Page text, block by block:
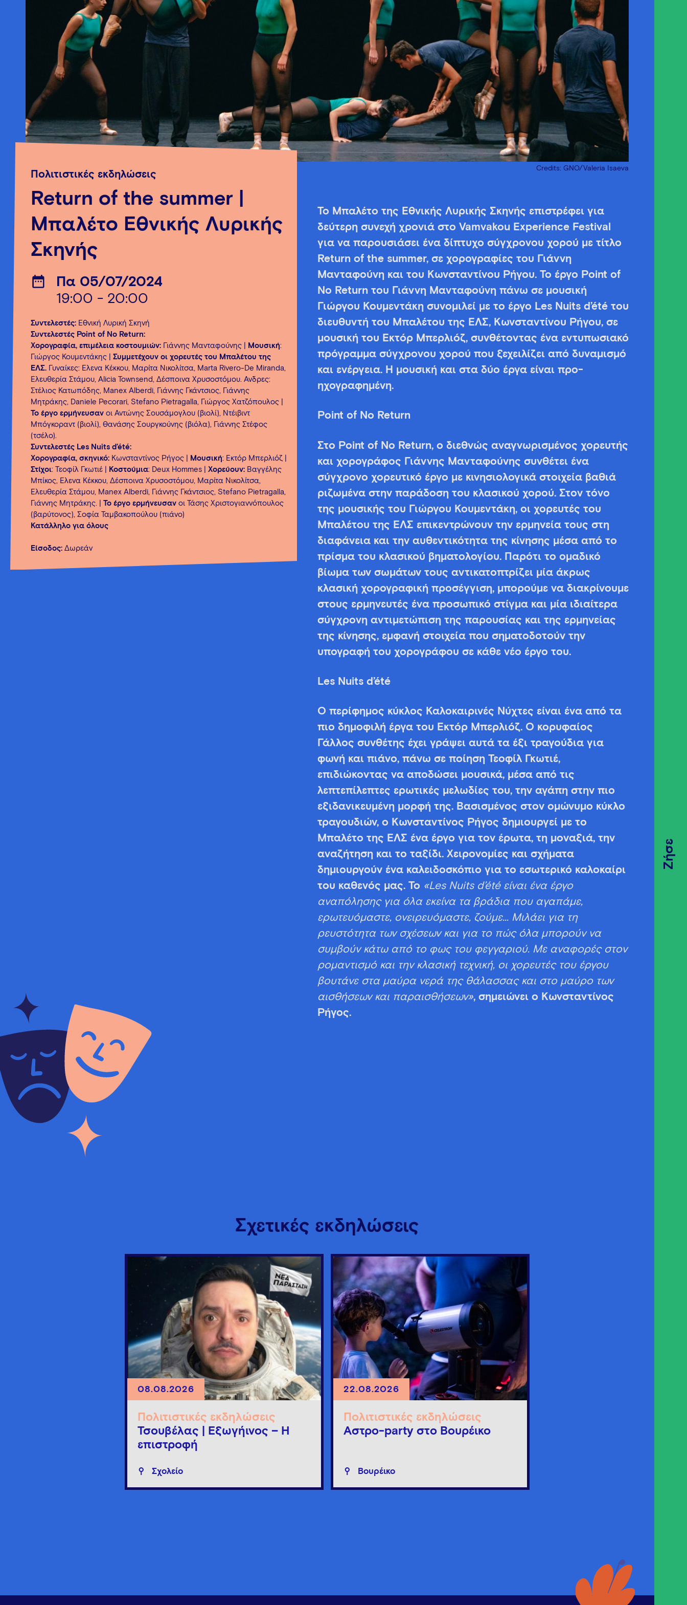
Ζήσε
Credits: GNO/Valeria Isaeva
Πολιτιστικές εκδηλώσεις
Return of the summer |
Μπαλέτο Εθνικής Λυρικής
Σκηνής
Πα 05/07/2024
19:00 - 20:00
Συντελεστές: Εθνική Λυρική Σκηνή
Συντελεστές Point of No Return:
Χορογραφία, επιμέλεια κοστουμιών: Γιάννης Μανταφούνης | Μουσική:
Γιώργος Κουμεντάκης | Συμμετέχουν οι χορευτές του Μπαλέτου της
ΕΛΣ. Γυναίκες: Έλενα Κέκκου, Μαρίτα Νικολίτσα, Marta Rivero-De Miranda,
Ελευθερία Στάμου, Alicia Townsend, Δέσποινα Χρυσοστόμου. Άνδρες:
Στέλιος Κατωπόδης, Manex Alberdi, Γιάννης Γκάντσιος, Γιάννης
Μητράκης, Daniele Pecorari, Stefano Pietragalla, Γιώργος Χατζόπουλος |
Το έργο ερμήνευσαν οι Αντώνης Σουσάμογλου (βιολί), Ντέιβιντ
Μπόγκοραντ (βιολί), Θανάσης Σουργκούνης (βιόλα), Γιάννης Στέφος
(τσέλο).
Συντελεστές Les Nuits d’été:
Χορογραφία, σκηνικό: Κωνσταντίνος Ρήγος | Μουσική: Εκτόρ Μπερλιόζ |
Στίχοι: Τεοφίλ Γκωτιέ | Κοστούμια: Deux Hommes | Χορεύουν: Βαγγέλης
Μπίκος, Έλενα Κέκκου, Δέσποινα Χρυσοστόμου, Μαρίτα Νικολίτσα,
Ελευθερία Στάμου, Manex Alberdi, Γιάννης Γκάντσιος, Stefano Pietragalla,
Γιάννης Μητράκης. | Το έργο ερμήνευσαν οι Τάσης Χριστογιαννόπουλος
(βαρύτονος), Σοφία Ταμβακοπούλου (πιάνο)
Κατάλληλο για όλους
Είσοδος: Δωρεάν
To Μπαλέτο της Εθνικής Λυρικής Σκηνής επιστρέφει για
δεύτερη συνεχή χρονιά στο Vamvakou Experience Festival
για να παρουσιάσει ένα δίπτυχο σύγχρονου χορού με τίτλο
Return of the summer, σε χορογραφίες του Γιάννη
Μανταφούνη και του Κωνσταντίνου Ρήγου. Το έργο Point of
No Return του Γιάννη Μανταφούνη πάνω σε μουσική
Γιώργου Κουμεντάκη συνομιλεί με το έργο Les Nuits d’été του
διευθυντή του Μπαλέτου της ΕΛΣ, Κωνσταντίνου Ρήγου, σε
μουσική του Εκτόρ Μπερλιόζ, συνθέτοντας ένα εντυπωσιακό
πρόγραμμα σύγχρονου χορού που ξεχειλίζει από δυναμισμό
και ενέργεια. Η μουσική και στα δύο έργα είναι προ-
ηχογραφημένη.
Point of No Return
Στο Point of No Return, o διεθνώς αναγνωρισμένος χορευτής
και χορογράφος Γιάννης Μανταφούνης συνθέτει ένα
σύγχρονο χορευτικό έργο με κινησιολογικά στοιχεία βαθιά
ριζωμένα στην παράδοση του κλασικού χορού. Στον τόνο
της μουσικής του Γιώργου Κουμεντάκη, οι χορευτές του
Μπαλέτου της ΕΛΣ επικεντρώνουν την ερμηνεία τους στη
διαφάνεια και την αυθεντικότητα της κίνησης μέσα από το
πρίσμα του κλασικού βηματολογίου. Παρότι το ομαδικό
βίωμα των σωμάτων τους αντικατοπτρίζει μία άκρως
κλασική χορογραφική προσέγγιση, μπορούμε να διακρίνουμε
στους ερμηνευτές ένα προσωπικό στίγμα και μία ιδιαίτερα
σύγχρονη αντιμετώπιση της παρουσίας και της ερμηνείας
της κίνησης, εμφανή στοιχεία που σηματοδοτούν την
υπογραφή του χορογράφου σε κάθε νέο έργο του.
Les Nuits d’été
O περίφημος κύκλος Καλοκαιρινές Nύχτες είναι ένα από τα
πιο δημοφιλή έργα του Εκτόρ Μπερλιόζ. Ο κορυφαίος
Γάλλος συνθέτης έχει γράψει αυτά τα έξι τραγούδια για
φωνή και πιάνο, πάνω σε ποίηση Τεοφίλ Γκωτιέ,
επιδιώκοντας να αποδώσει μουσικά, μέσα από τις
λεπτεπίλεπτες ερωτικές μελωδίες του, την αγάπη στην πιο
εξιδανικευμένη μορφή της. Βασισμένος στον ομώνυμο κύκλο
τραγουδιών, ο Κωνσταντίνος Ρήγος δημιουργεί με το
Μπαλέτο της ΕΛΣ ένα έργο για τον έρωτα, τη μοναξιά, την
αναζήτηση και το ταξίδι. Χειρονομίες και σχήματα
δημιουργούν ένα καλειδοσκόπιο για το εσωτερικό καλοκαίρι
του καθενός μας. Το «Les Nuits d’été είναι ένα έργο
αναπόλησης για όλα εκείνα τα βράδια που αγαπάμε,
ερωτευόμαστε, ονειρευόμαστε, ζούμε… Μιλάει για τη
ρευστότητα των σχέσεων και για το πώς όλα μπορούν να
συμβούν κάτω από το φως του φεγγαριού. Με αναφορές στον
ρομαντισμό και την κλασική τεχνική, οι χορευτές του έργου
βουτάνε στα μαύρα νερά της θάλασσας και στο μαύρο των
αισθήσεων και παραισθήσεων», σημειώνει ο Κωνσταντίνος
Ρήγος.
Σχετικές εκδηλώσεις
08.08.2026
Πολιτιστικές εκδηλώσεις
Τσουβέλας | Εξωγήινος – Η
επιστροφή
Σχολείο
22.08.2026
Πολιτιστικές εκδηλώσεις
Άστρο-party στο Βουρέικο
Βουρέικο